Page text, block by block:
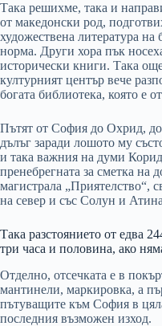
Така решихме, така и
от македонски род,
художествена литература на
норма. Други хора пък
исторически книги. Така
културният център вече
богата библиотека, която е
Пътят от София до Охрид,
дълъг заради лошото му
и така важния на думи
пренебрегната за сметка на
магистрала „Приятелство“,
на север и със Солун и
Така разстоянието от едва
три часа и половина, ако
Отделно, отсечката е в
мантинели, маркировка, а
пътуващите към София в
последния възможен изход.